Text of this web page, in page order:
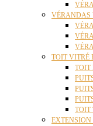
VÉRANDAS
TOIT VITRÉ
TOIT
TOIT